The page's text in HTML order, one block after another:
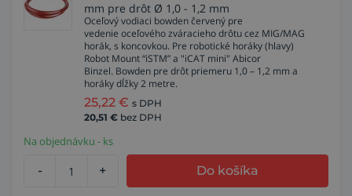
mm pre drôt Ø 1,0 - 1,2 mm
Oceľový vodiaci bowden červený pre
vedenie oceľového zváracieho drôtu cez MIG/MAG
horák, s koncovkou. Pre robotické horáky (hlavy)
Robot Mount “iSTM” a "iCAT mini" Abicor
Binzel. Bowden pre drôt priemeru 1,0 – 1,2 mm a
horáky dĺžky 2 metre.
25,22 € s DPH
20,51 € bez DPH
Na objednávku - ks
- + Do košíka